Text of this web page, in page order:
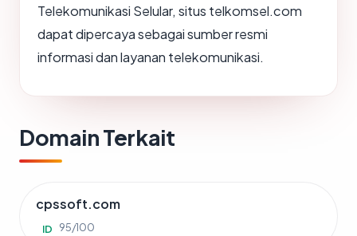
Telekomunikasi Selular, situs telkomsel.com
dapat dipercaya sebagai sumber resmi
informasi dan layanan telekomunikasi.
Domain Terkait
cpssoft.com
ID 95/100